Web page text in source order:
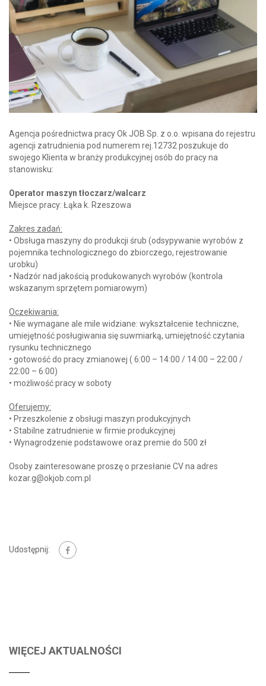
Agencja pośrednictwa pracy Ok JOB Sp. z o.o. wpisana do rejestru
agencji zatrudnienia pod numerem rej.12732 poszukuje do
swojego Klienta w branży produkcyjnej osób do pracy na
stanowisku:
Operator maszyn tłoczarz/walcarz
Miejsce pracy: Łąka k. Rzeszowa
Zakres zadań:
• Obsługa maszyny do produkcji śrub (odsypywanie wyrobów z
pojemnika technologicznego do zbiorczego, rejestrowanie
urobku)
• Nadzór nad jakością produkowanych wyrobów (kontrola
wskazanym sprzętem pomiarowym)
Oczekiwania:
• Nie wymagane ale mile widziane: wykształcenie techniczne,
umiejętność posługiwania się suwmiarką, umiejętność czytania
rysunku technicznego
• gotowość do pracy zmianowej ( 6:00 – 14:00 / 14:00 – 22:00 /
22:00 – 6:00)
• możliwość pracy w soboty
Oferujemy:
• Przeszkolenie z obsługi maszyn produkcyjnych
• Stabilne zatrudnienie w firmie produkcyjnej
• Wynagrodzenie podstawowe oraz premie do 500 zł
Osoby zainteresowane proszę o przesłanie CV na adres
kozar.g@okjob.com.pl
Udostępnij:
WIĘCEJ AKTUALNOŚCI